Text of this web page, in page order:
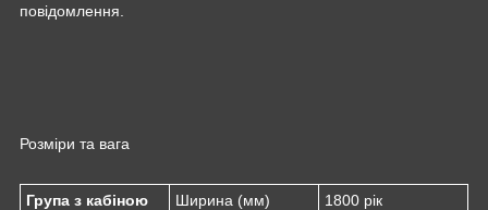
повідомлення.
Розміри та вага
Група з кабіною Ширина (мм)
1800 рік